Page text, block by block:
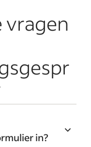
vragen
in?